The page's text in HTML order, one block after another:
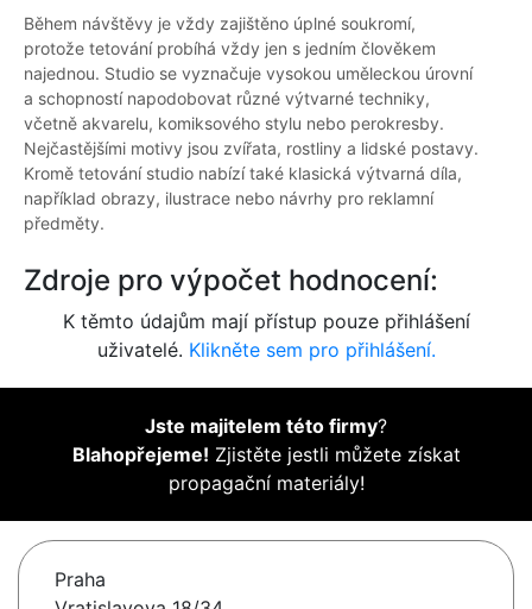
Během návštěvy je vždy zajištěno úplné soukromí,
protože tetování probíhá vždy jen s jedním člověkem
najednou. Studio se vyznačuje vysokou uměleckou úrovní
a schopností napodobovat různé výtvarné techniky,
včetně akvarelu, komiksového stylu nebo perokresby.
Nejčastějšími motivy jsou zvířata, rostliny a lidské postavy.
Kromě tetování studio nabízí také klasická výtvarná díla,
například obrazy, ilustrace nebo návrhy pro reklamní
předměty.
Zdroje pro výpočet hodnocení:
K těmto údajům mají přístup pouze přihlášení
uživatelé. Klikněte sem pro přihlášení.
Jste majitelem této firmy?
Blahopřejeme! Zjistěte jestli můžete získat
propagační materiály!
Praha